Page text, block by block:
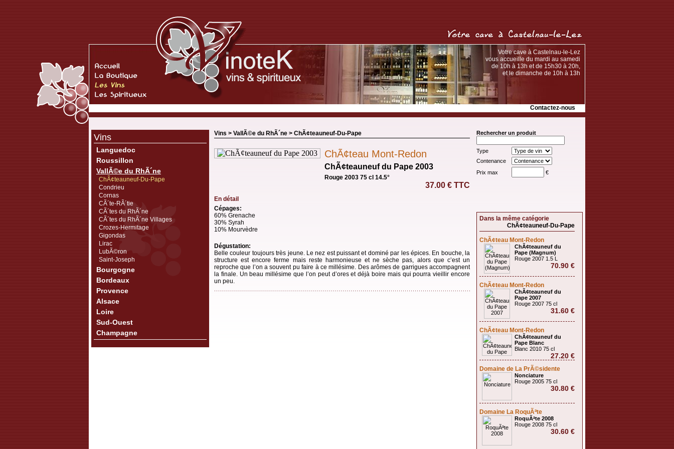
Votre cave à Castelnau-le-Lez
vous accueille du mardi au samedi
de 10h à 13h et de 15h30 à 20h,
et le dimanche de 10h à 13h
Contactez-nous
Vins
Languedoc
Roussillon
VallÃ©e du RhÃ´ne
ChÃ¢teauneuf-Du-Pape
Condrieu
Cornas
CÃ´te-RÃ´tie
CÃ´tes du RhÃ´ne
CÃ´tes du RhÃ´ne Villages
Crozes-Hermitage
Gigondas
Lirac
LubÃ©ron
Saint-Joseph
Bourgogne
Bordeaux
Provence
Alsace
Loire
Sud-Ouest
Champagne
Vins > VallÃ©e du RhÃ´ne > ChÃ¢teauneuf-Du-Pape
ChÃ¢teau Mont-Redon
ChÃ¢teauneuf du Pape 2003
Rouge 2003 75 cl 14.5°
37.00 € TTC
En détail
Cépages:
60% Grenache
30% Syrah
10% Mourvèdre
Dégustation:
Belle couleur toujours très jeune. Le nez est puissant et dominé par les épices. En bouche, la
structure est encore ferme mais reste harmonieuse et ne sèche pas, alors que c’est un
reproche que l’on a souvent pu faire à ce millésime. Des arômes de garrigues accompagnent
la finale. Un beau millésime que l’on peut d’ores et déjà boire mais qui pourra vieillir encore
un peu.
Rechercher un produit
Type
Contenance
Prix max
€
Dans la même catégorie
ChÃ¢teauneuf-Du-Pape
ChÃ¢teau Mont-Redon
ChÃ¢teauneuf du
Pape (Magnum)
Rouge 2007 1.5 L
70.90 €
ChÃ¢teau Mont-Redon
ChÃ¢teauneuf du
Pape 2007
Rouge 2007 75 cl
31.60 €
ChÃ¢teau Mont-Redon
ChÃ¢teauneuf du
Pape Blanc
Blanc 2010 75 cl
27.20 €
Domaine de La PrÃ©sidente
Nonciature
Rouge 2005 75 cl
30.80 €
Domaine La RoquÃªte
RoquÃªte 2008
Rouge 2008 75 cl
30.60 €